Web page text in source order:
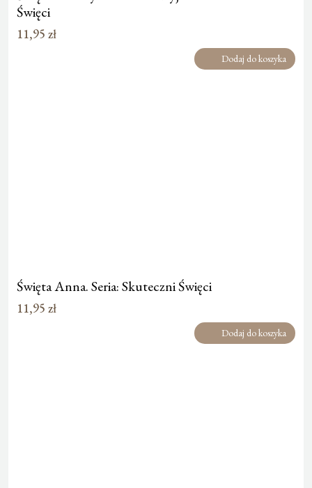
Święci
11,95 zł
Dodaj do koszyka
Święta Anna. Seria: Skuteczni Święci
11,95 zł
Dodaj do koszyka